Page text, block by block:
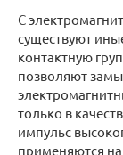
С
существуют
контактную
позволяют
только в
импульс
применяются